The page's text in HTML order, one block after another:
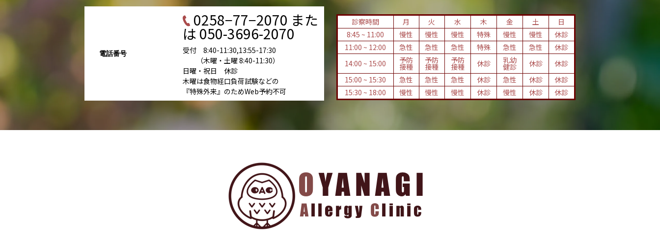
電話番号
0258−77−2070 また
は 050-3696-2070
受付 8:40-11:30,13:55-17:30
（木曜・土曜 8:40-11:30）
日曜・祝日 休診
木曜は食物経口負荷試験などの
『特殊外来』のためWeb予約不可
診察時間 月 火 水 木 金 土
日
8:45 ~ 11:00
慢性 慢性 慢性 特殊 慢性 慢性
休診
11:00 ~ 12:00
急性 急性 急性 特殊 急性 急性
休診
14:00 ~ 15:00
予防
接種
予防
接種
予防
接種 休診 乳幼
健診 休診
休診
15:00 ~ 15:30
急性 急性 急性 休診 急性 休診
休診
15:30 ~ 18:00
慢性 慢性 慢性 休診 慢性 休診 休診